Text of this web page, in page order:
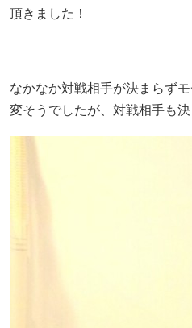
頂きました！
なかなか対戦相手が決まらず
変そうでしたが、対戦相手も